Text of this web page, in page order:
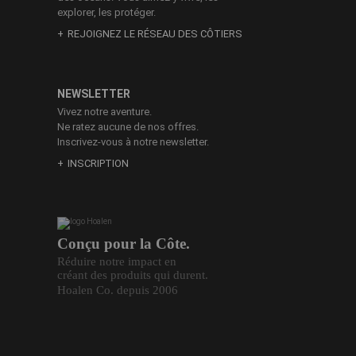
Conçu pour la Côte.
Réduire notre impact en
créant des produits qui durent.
Hoalen Co. depuis 2006
explorer, les protéger.
REJOIGNEZ LE RÉSEAU DES CÔTIERS
NEWSLETTER
Vivez notre aventure.
Ne ratez aucune de nos offres.
Inscrivez-vous à notre newsletter.
INSCRIPTION